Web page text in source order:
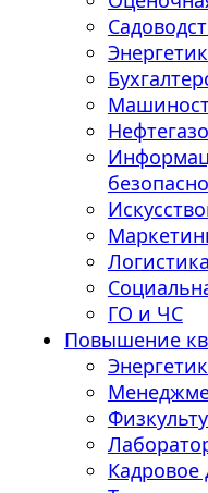
Логистика
ГО и ЧС
Повышение
Кадровое